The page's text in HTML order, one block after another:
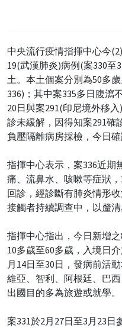
中央流行疫情指揮中心今
19(武漢肺炎)病例(案330至
土。本土個案分別為50多
336)；其中案335多日腹瀉
20日與案291(印尼境外移
診未緩解，因得知案291確
負壓隔離病房採檢，今日
指揮中心表示，案336近期
痛、流鼻水、咳嗽等症狀
回診，經診斷有肺炎情形
接觸者持續調查中，以釐清
指揮中心指出，今日新增
10多歲至60多歲，入境日
月14日至30日，發病前活
維亞、智利、阿根廷、巴
出國目的多為旅遊或就學。
案331於2月27日至3月23